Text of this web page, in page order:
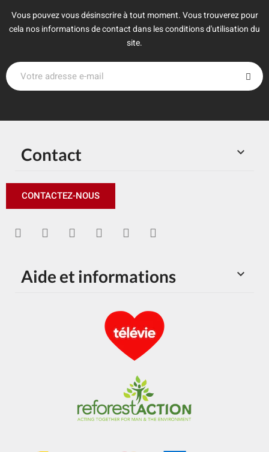
Vous pouvez vous désinscrire à tout moment. Vous trouverez pour
cela nos informations de contact dans les conditions d'utilisation du
site.

Contact
CONTACTEZ-NOUS

Aide et informations